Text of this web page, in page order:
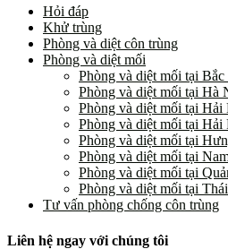
Hỏi đáp
Khử trùng
Phòng và diệt côn trùng
Phòng và diệt mối
Phòng và diệt mối tại
Phòng và diệt mối tại Hà
Phòng và diệt mối tại Hải
Phòng và diệt mối tại Hải
Phòng và diệt mối tại
Phòng và diệt mối tại
Phòng và diệt mối tại
Phòng và diệt mối tại
Tư vấn phòng chống côn trùng
Liên hệ ngay với chúng tôi